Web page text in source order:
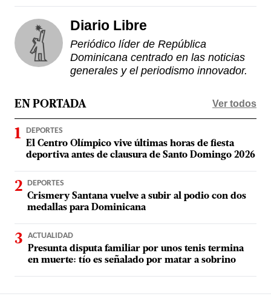
Diario Libre
Periódico líder de República
Dominicana centrado en las noticias
generales y el periodismo innovador.
EN PORTADA Ver todos
DEPORTES
El Centro Olímpico vive últimas horas de fiesta
deportiva antes de clausura de Santo Domingo 2026
DEPORTES
Crismery Santana vuelve a subir al podio con dos
medallas para Dominicana
ACTUALIDAD
Presunta disputa familiar por unos tenis termina
en muerte: tío es señalado por matar a sobrino